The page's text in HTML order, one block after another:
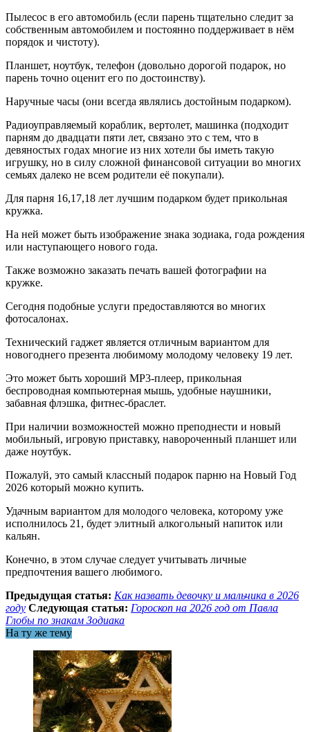
Пылесос в его автомобиль (если парень тщательно следит за
собственным автомобилем и постоянно поддерживает в нём
порядок и чистоту).
Планшет, ноутбук, телефон (довольно дорогой подарок, но
парень точно оценит его по достоинству).
Наручные часы (они всегда являлись достойным подарком).
Радиоуправляемый кораблик, вертолет, машинка (подходит
парням до двадцати пяти лет, связано это с тем, что в
девяностых годах многие из них хотели бы иметь такую
игрушку, но в силу сложной финансовой ситуации во многих
семьях далеко не всем родители её покупали).
Для парня 16,17,18 лет лучшим подарком будет прикольная
кружка.
На ней может быть изображение знака зодиака, года рождения
или наступающего нового года.
Также возможно заказать печать вашей фотографии на
кружке.
Сегодня подобные услуги предоставляются во многих
фотосалонах.
Технический гаджет является отличным вариантом для
новогоднего презента любимому молодому человеку 19 лет.
Это может быть хороший MP3-плеер, прикольная
беспроводная компьютерная мышь, удобные наушники,
забавная флэшка, фитнес-браслет.
При наличии возможностей можно преподнести и новый
мобильный, игровую приставку, навороченный планшет или
даже ноутбук.
Пожалуй, это самый классный подарок парню на Новый Год
2026 который можно купить.
Удачным вариантом для молодого человека, которому уже
исполнилось 21, будет элитный алкогольный напиток или
кальян.
Конечно, в этом случае следует учитывать личные
предпочтения вашего любимого.
Предыдущая статья: Как назвать девочку и мальчика в 2026
году Следующая статья: Гороскоп на 2026 год от Павла
Глобы по знакам Зодиака
На ту же тему